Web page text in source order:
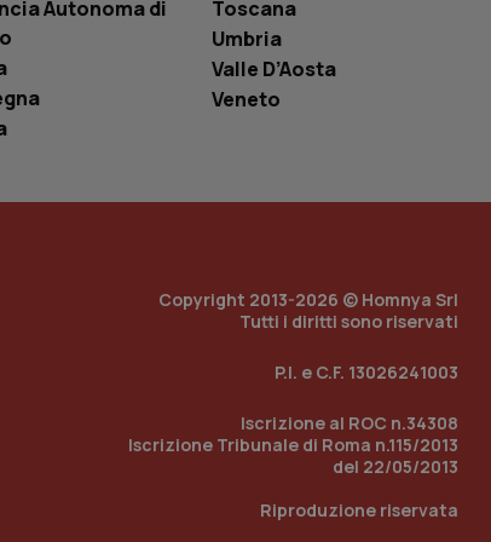
Autonoma di
Toscana
Umbria
Valle D’Aosta
Veneto
Copyright 2013-2026 © Homnya Srl
Tutti i diritti sono riservati
P.I. e C.F. 13026241003
Iscrizione al ROC n.34308
Iscrizione Tribunale di Roma n.115/2013
del 22/05/2013
Riproduzione riservata
il
identity